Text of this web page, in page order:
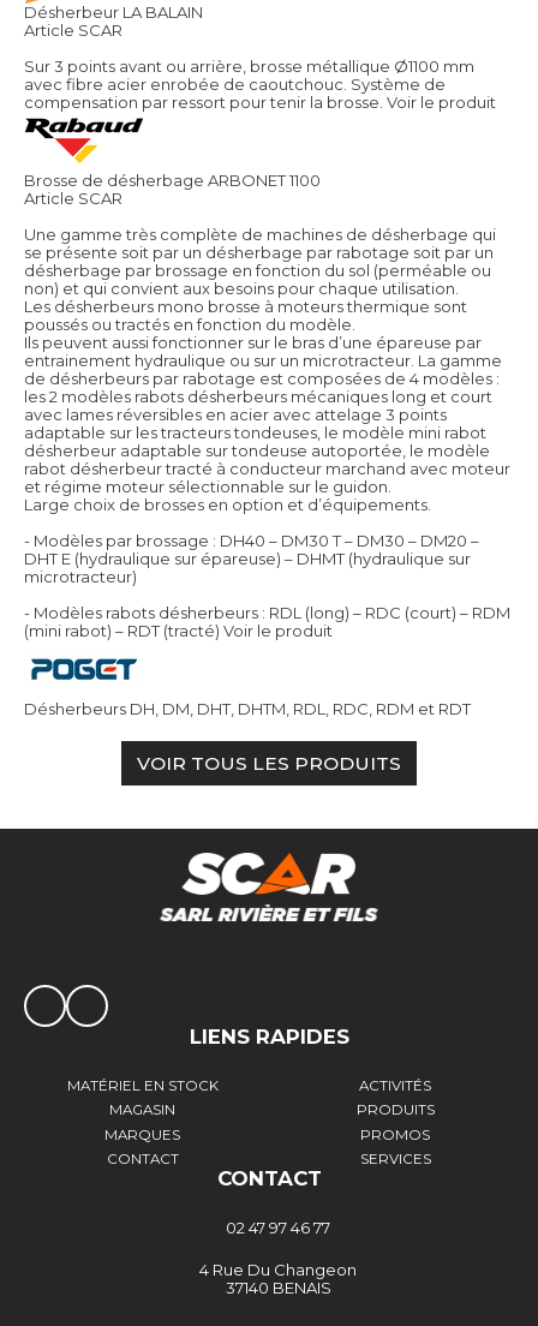
Désherbeur LA BALAIN
Article SCAR
Sur 3 points avant ou arrière, brosse métallique Ø1100 mm
avec fibre acier enrobée de caoutchouc. Système de
compensation par ressort pour tenir la brosse. Voir le produit
Brosse de désherbage ARBONET 1100
Article SCAR
Une gamme très complète de machines de désherbage qui
se présente soit par un désherbage par rabotage soit par un
désherbage par brossage en fonction du sol (perméable ou
non) et qui convient aux besoins pour chaque utilisation.
Les désherbeurs mono brosse à moteurs thermique sont
poussés ou tractés en fonction du modèle.
Ils peuvent aussi fonctionner sur le bras d’une épareuse par
entrainement hydraulique ou sur un microtracteur. La gamme
de désherbeurs par rabotage est composées de 4 modèles :
les 2 modèles rabots désherbeurs mécaniques long et court
avec lames réversibles en acier avec attelage 3 points
adaptable sur les tracteurs tondeuses, le modèle mini rabot
désherbeur adaptable sur tondeuse autoportée, le modèle
rabot désherbeur tracté à conducteur marchand avec moteur
et régime moteur sélectionnable sur le guidon.
Large choix de brosses en option et d’équipements.
- Modèles par brossage : DH40 – DM30 T – DM30 – DM20 –
DHT E (hydraulique sur épareuse) – DHMT (hydraulique sur
microtracteur)
- Modèles rabots désherbeurs : RDL (long) – RDC (court) – RDM
(mini rabot) – RDT (tracté) Voir le produit
Désherbeurs DH, DM, DHT, DHTM, RDL, RDC, RDM et RDT
VOIR TOUS LES PRODUITS
LIENS RAPIDES
MATÉRIEL EN STOCK
ACTIVITÉS
MAGASIN
PRODUITS
MARQUES
PROMOS
CONTACT
SERVICES
CONTACT
02 47 97 46 77
4 Rue Du Changeon
37140 BENAIS